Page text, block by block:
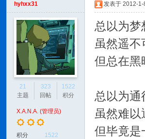
hyhxx31
21
主题
323
回帖
1522
积分
X.A.N.A. (管理员)
积分 1522
发表于 2012-
总以为梦
虽然遥不
但总在黑
总以为通
虽然难以
但毕竟是